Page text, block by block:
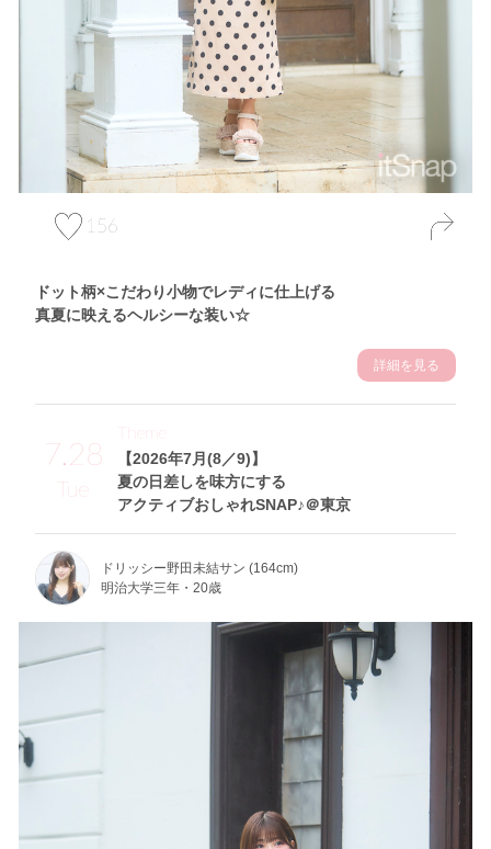
156
ドット柄×こだわり小物でレディに仕上げる
真夏に映えるヘルシーな装い☆
詳細を見る
7.28
Tue
【2026年7月(8／9)】
夏の日差しを味方にする
アクティブおしゃれSNAP♪＠東京
Theme
ドリッシー野田未結サン (164cm)
明治大学三年・20歳